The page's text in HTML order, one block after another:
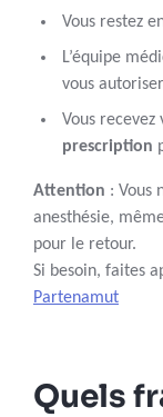
Vous restez
L’équipe
vous
Vous recevez
prescription
Attention : Vous
anesthésie,
pour le retour.
Si besoin, faites
Partenamut
Quels